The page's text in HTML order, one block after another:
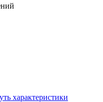
характеристики